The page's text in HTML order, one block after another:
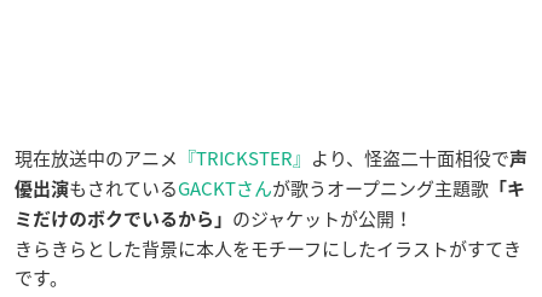
現在放送中のアニメ 『TRICKSTER』 より、怪盗二十面相役で声
優出演もされているGACKTさんが歌うオープニング主題歌 「キ
ミだけのボクでいるから」 のジャケットが公開！
きらきらとした背景に本人をモチーフにしたイラストがすてき
です。